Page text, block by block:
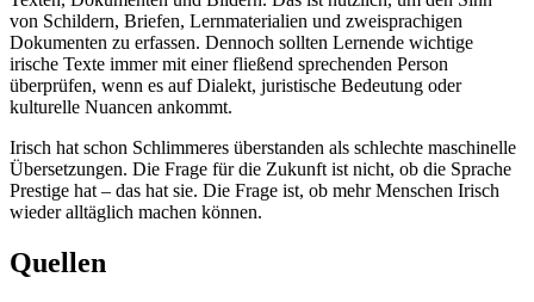
von Schildern, Briefen, Lernmaterialien und zweisprachigen
Dokumenten zu erfassen. Dennoch sollten Lernende wichtige
irische Texte immer mit einer fließend sprechenden Person
überprüfen, wenn es auf Dialekt, juristische Bedeutung oder
kulturelle Nuancen ankommt.
Irisch hat schon Schlimmeres überstanden als schlechte maschinelle
Übersetzungen. Die Frage für die Zukunft ist nicht, ob die Sprache
Prestige hat – das hat sie. Die Frage ist, ob mehr Menschen Irisch
wieder alltäglich machen können.
Quellen